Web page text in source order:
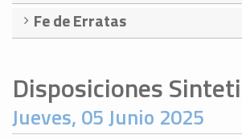
Fe de Erratas
Disposiciones
Jueves, 05 Junio 2025